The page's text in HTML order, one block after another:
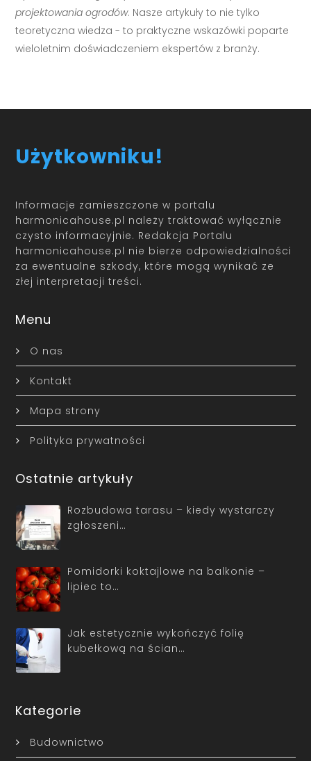
projektowania ogrodów. Nasze artykuły to nie tylko
teoretyczna wiedza - to praktyczne wskazówki poparte
wieloletnim doświadczeniem ekspertów z branży.
Użytkowniku!
Informacje zamieszczone w portalu
harmonicahouse.pl należy traktować wyłącznie
czysto informacyjnie. Redakcja Portalu
harmonicahouse.pl nie bierze odpowiedzialności
za ewentualne szkody, które mogą wynikać ze
złej interpretacji treści.
Menu
O nas
Kontakt
Mapa strony
Polityka prywatności
Ostatnie artykuły
Rozbudowa tarasu – kiedy wystarczy
zgłoszeni…
Pomidorki koktajlowe na balkonie –
lipiec to…
Jak estetycznie wykończyć folię
kubełkową na ścian…
Kategorie
Budownictwo